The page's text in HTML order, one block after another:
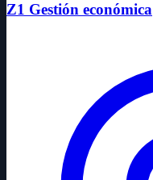
Z1 Gestión económica